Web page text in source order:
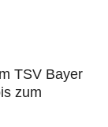
TSV Bayer
zum